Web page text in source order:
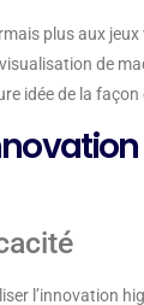
plus aux
de
idée de la
l’innovation